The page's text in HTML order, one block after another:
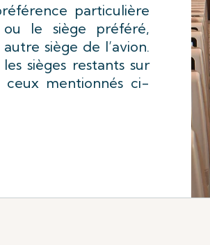
particulière
le siège préféré,
siège de l’avion.
sièges restants sur
ceux mentionnés ci-